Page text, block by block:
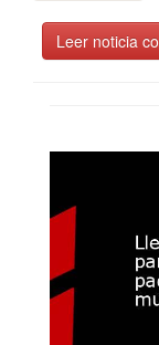
Leer noticia